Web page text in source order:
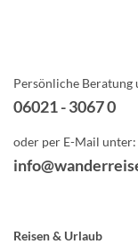
Persönliche Beratung
06021 - 3067 0
oder per E-Mail unter:
Reisen & Urlaub